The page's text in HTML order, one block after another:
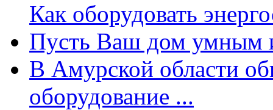
Как оборудовать
Пусть Ваш дом умным
В Амурской области
оборудование ...